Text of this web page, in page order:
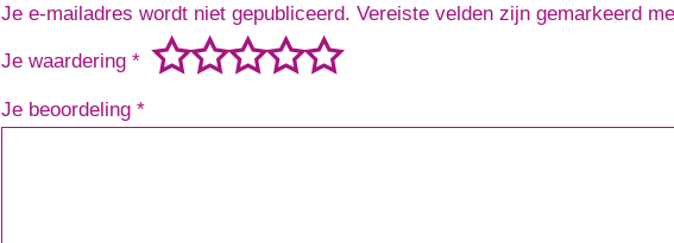
Je e-mailadres wordt niet gepubliceerd. Vereiste velden zijn gemarkeerd
Je waardering *
Je beoordeling *